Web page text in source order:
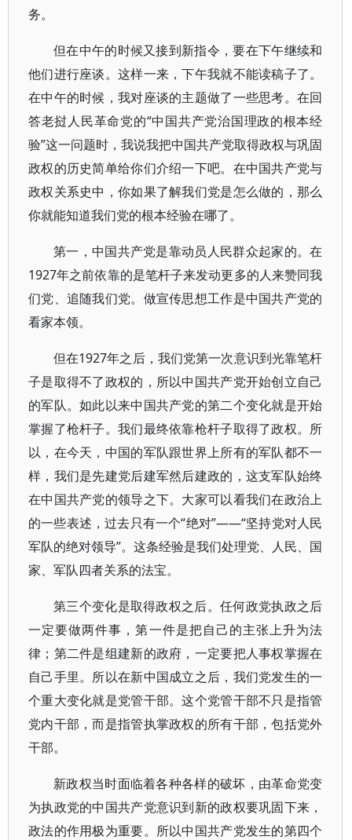
务。
但在中午的时候又接到新指令，要在下午继续和
他们进行座谈。这样一来，下午我就不能读稿子了。
在中午的时候，我对座谈的主题做了一些思考。在回
答老挝人民革命党的“中国共产党治国理政的根本经
验”这一问题时，我说我把中国共产党取得政权与巩固
政权的历史简单给你们介绍一下吧。在中国共产党与
政权关系史中，你如果了解我们党是怎么做的，那么
你就能知道我们党的根本经验在哪了。
第一，中国共产党是靠动员人民群众起家的。在
1927年之前依靠的是笔杆子来发动更多的人来赞同我
们党、追随我们党。做宣传思想工作是中国共产党的
看家本领。
但在1927年之后，我们党第一次意识到光靠笔杆
子是取得不了政权的，所以中国共产党开始创立自己
的军队。如此以来中国共产党的第二个变化就是开始
掌握了枪杆子。我们最终依靠枪杆子取得了政权。所
以，在今天，中国的军队跟世界上所有的军队都不一
样，我们是先建党后建军然后建政的，这支军队始终
在中国共产党的领导之下。大家可以看我们在政治上
的一些表述，过去只有一个“绝对”——“坚持党对人民
军队的绝对领导”。这条经验是我们处理党、人民、国
家、军队四者关系的法宝。
第三个变化是取得政权之后。任何政党执政之后
一定要做两件事，第一件是把自己的主张上升为法
律；第二件是组建新的政府，一定要把人事权掌握在
自己手里。所以在新中国成立之后，我们党发生的一
个重大变化就是党管干部。这个党管干部不只是指管
党内干部，而是指管执掌政权的所有干部，包括党外
干部。
新政权当时面临着各种各样的破坏，由革命党变
为执政党的中国共产党意识到新的政权要巩固下来，
政法的作用极为重要。所以中国共产党发生的第四个